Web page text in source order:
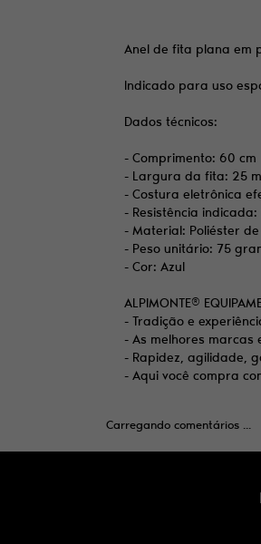
Anel de fita plana em
Indicado para uso
Dados técnicos:
- Comprimento: 60 cm
- Largura da fita: 25
- Costura eletrônica
- Resistência
- Material: Poliéster
- Peso unitário: 75
- Cor: Azul
ALPIMONTE®
- Tradição e
- As melhores marcas
- Rapidez, agilidade,
- Aqui você compra
Carregando comentários ...